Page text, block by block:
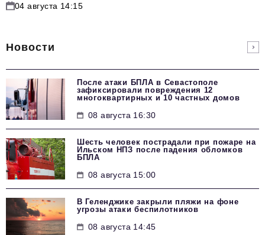
04 августа 14:15
Новости
После атаки БПЛА в Севастополе
зафиксировали повреждения 12
многоквартирных и 10 частных домов
08 августа 16:30
Шесть человек пострадали при пожаре на
Ильском НПЗ после падения обломков
БПЛА
08 августа 15:00
В Геленджике закрыли пляжи на фоне
угрозы атаки беспилотников
08 августа 14:45